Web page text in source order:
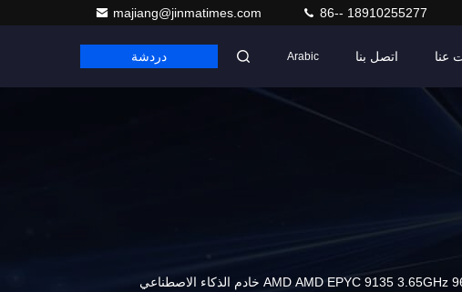
majiang@jinmatimes.com 86-- 18910255277
عنا اتصل بنا Arabic دردشة